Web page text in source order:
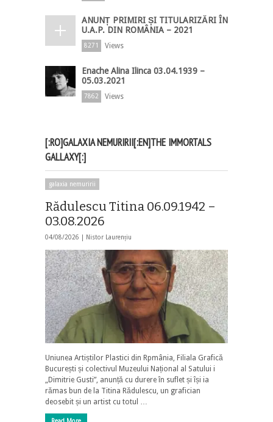
ANUNȚ PRIMIRI ȘI TITULARIZĂRI ÎN
U.A.P. DIN ROMÂNIA – 2021
8271 Views
Enache Alina Ilinca 03.04.1939 –
05.03.2021
7862 Views
[:RO]GALAXIA NEMURIRII[:EN]THE IMMORTALS
GALLAXY[:]
galaxia nemuririi
Rădulescu Titina 06.09.1942 –
03.08.2026
04/08/2026 | Nistor Laurențiu
Uniunea Artiștilor Plastici din Rpmânia, Filiala Grafică
București și colectivul Muzeului Național al Satului i
„Dimitrie Gusti”, anunță cu durere în suflet și își ia
rămas bun de la Titina Rădulescu, un grafician
deosebit și un artist cu totul …